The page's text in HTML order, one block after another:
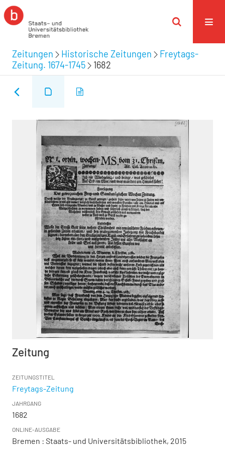
Zeitungen Historische Zeitungen
Freytags-
Zeitung. 1674-1745
1682
Zeitung
ZEITUNGSTITEL
Freytags-Zeitung
JAHRGANG
1682
ONLINE-AUSGABE
Bremen : Staats- und Universitätsbibliothek, 2015